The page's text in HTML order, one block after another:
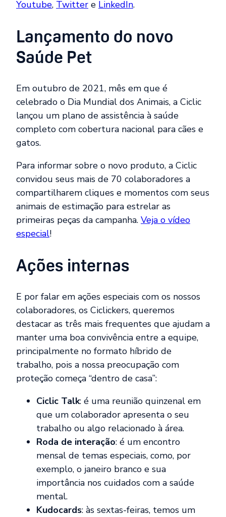
Youtube, Twitter e LinkedIn.
Lançamento do novo
Saúde Pet
Em outubro de 2021, mês em que é
celebrado o Dia Mundial dos Animais, a Ciclic
lançou um plano de assistência à saúde
completo com cobertura nacional para cães e
gatos.
Para informar sobre o novo produto, a Ciclic
convidou seus mais de 70 colaboradores a
compartilharem cliques e momentos com seus
animais de estimação para estrelar as
primeiras peças da campanha. Veja o vídeo
especial!
Ações internas
E por falar em ações especiais com os nossos
colaboradores, os Ciclickers, queremos
destacar as três mais frequentes que ajudam a
manter uma boa convivência entre a equipe,
principalmente no formato híbrido de
trabalho, pois a nossa preocupação com
proteção começa “dentro de casa”:
Ciclic Talk: é uma reunião quinzenal em
que um colaborador apresenta o seu
trabalho ou algo relacionado à área.
Roda de interação: é um encontro
mensal de temas especiais, como, por
exemplo, o janeiro branco e sua
importância nos cuidados com a saúde
mental.
Kudocards: às sextas-feiras, temos um